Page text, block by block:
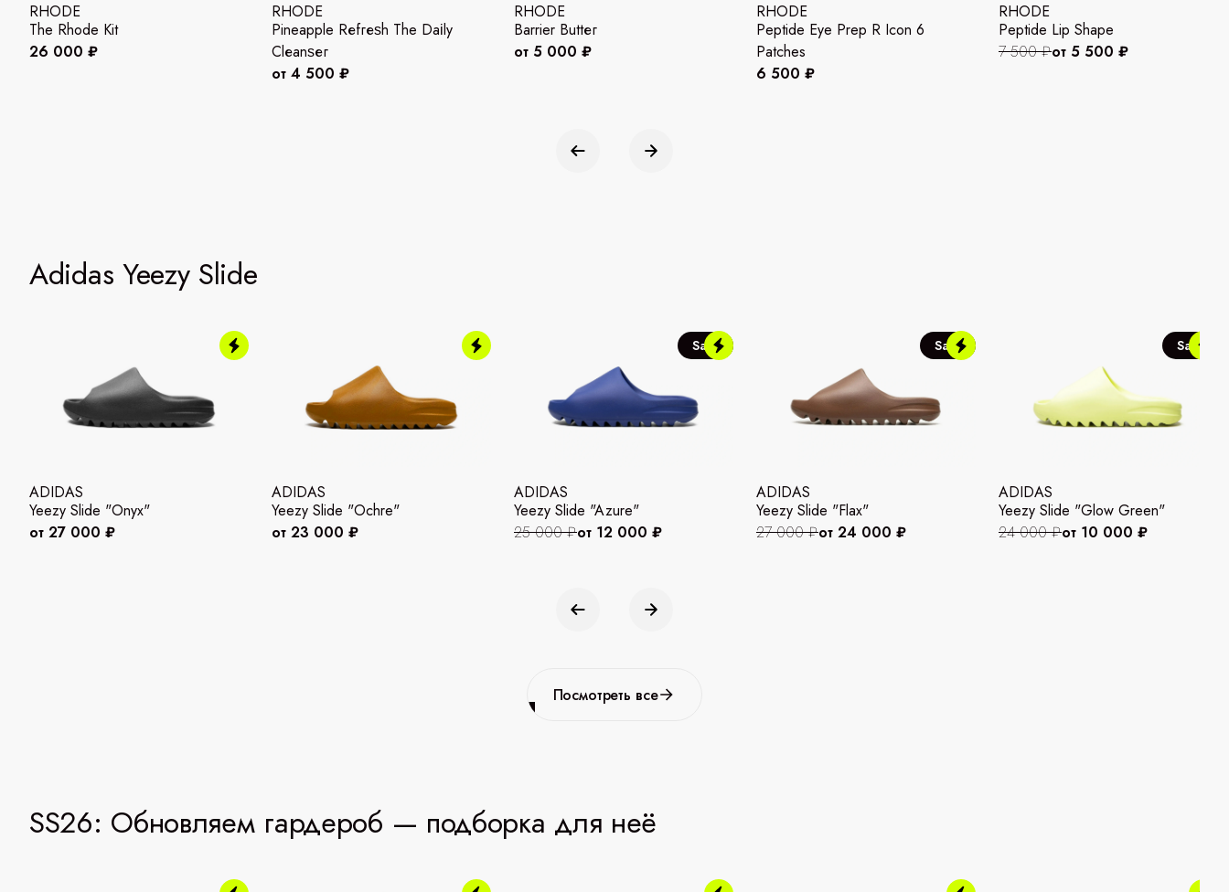
RHODE
The Rhode Kit
26 000 ₽
RHODE
Pineapple Rеfгеѕh The Dаіlу
Сlеаnѕег
от 4 500 ₽
RHODE
Ваrrier Вuttег
от 5 000 ₽
RHODE
Peptide Eye Prep R Icon 6
Patches
6 500 ₽
RHODE
Peptide Lip Shape
7 500 ₽от 5 500 ₽
Adidas Yeezy Slide
ADIDAS
Yeezy Slide "Onyx"
от 27 000 ₽
ADIDAS
Yeezy Slide "Ochre"
от 23 000 ₽
Sale
ADIDAS
Yeezy Slide "Azure"
25 000 ₽от 12 000 ₽
Sale
ADIDAS
Yeezy Slide "Flax"
27 000 ₽от 24 000 ₽
Sale
ADIDAS
Yeezy Slide "Glow Green"
24 000 ₽от 10 000 ₽
Посмотреть все
SS26: Обновляем гардероб — подборка для неё